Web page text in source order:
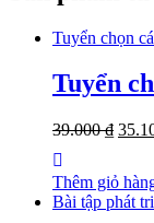
Tuyển chọn
Tuyển
39.000₫
Thêm giỏ
Bài tập phát